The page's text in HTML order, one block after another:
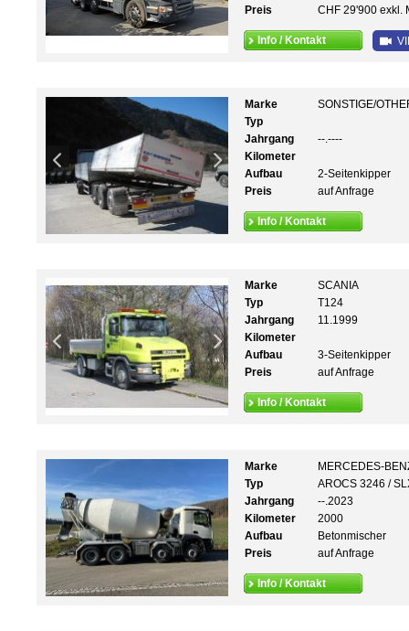
Preis
CHF 29'900 exkl.
Info / Kontakt
Marke
SONSTIGE/
Typ
Jahrgang
--.----
Kilometer
Aufbau
2-Seitenkipper
Preis
auf Anfrage
Info / Kontakt
Marke
SCANIA
Typ
T124
Jahrgang
11.1999
Kilometer
Aufbau
3-Seitenkipper
Preis
auf Anfrage
Info / Kontakt
Marke
MERCEDES-
Typ
AROCS 3246 /
Jahrgang
--.2023
Kilometer
2000
Aufbau
Betonmischer
Preis
auf Anfrage
Info / Kontakt